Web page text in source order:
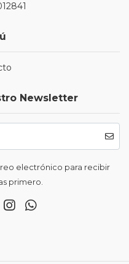
Newsletter
electrónico para recibir
primero.